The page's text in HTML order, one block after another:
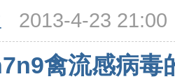
2013-4-23 21:00
禽流感病毒